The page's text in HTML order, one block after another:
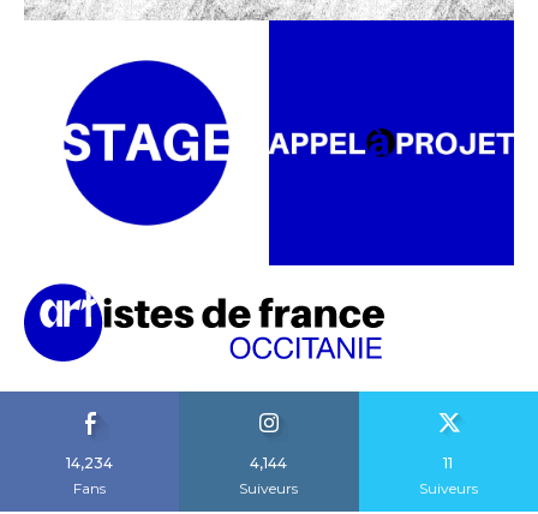
14,234
Fans
4,144
Suiveurs
11
Suiveurs